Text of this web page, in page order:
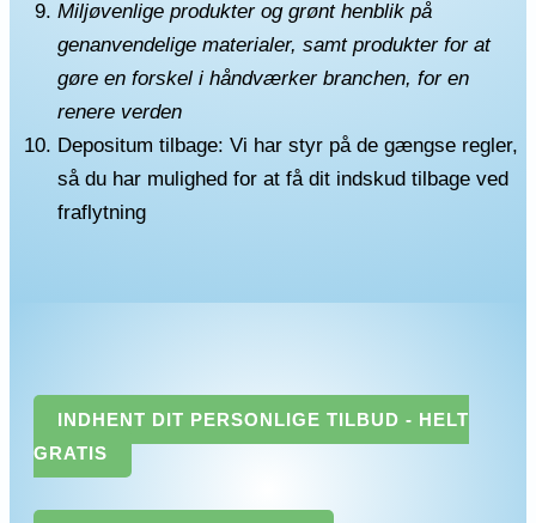
Miljøvenlige produkter og grønt henblik på
genanvendelige materialer, samt produkter for at
gøre en forskel i håndværker branchen, for en
renere verden
Depositum tilbage: Vi har styr på de gængse regler,
så du har mulighed for at få dit indskud tilbage ved
fraflytning
INDHENT DIT PERSONLIGE TILBUD - HELT
GRATIS